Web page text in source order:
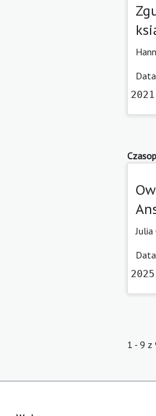
Julia
1 - 9